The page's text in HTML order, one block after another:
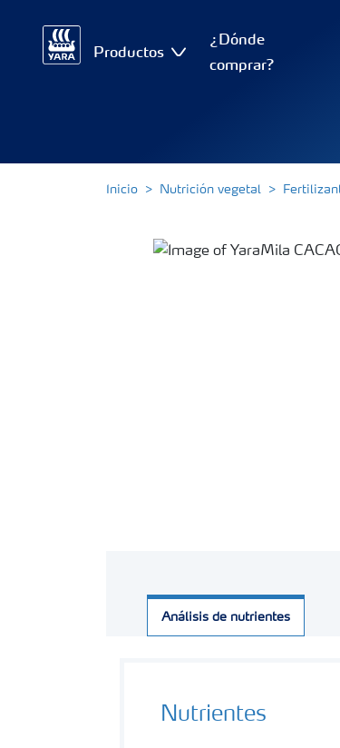
Productos
¿Dónde
comprar?
Inicio Nutrición vegetal
Análisis de nutrientes
Nutrientes